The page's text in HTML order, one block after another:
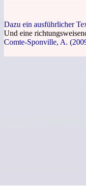
Dazu ein ausführlicher
Und eine
Comte-Sponville, A.